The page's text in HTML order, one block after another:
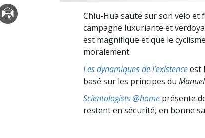
Chiu-Hua saute sur son vélo et
campagne luxuriante et
est magnifique et que le
moralement.
Les dynamiques de l’existenceest
basé sur les principes du
Scientologists @home présente
restent en sécurité, en bonne